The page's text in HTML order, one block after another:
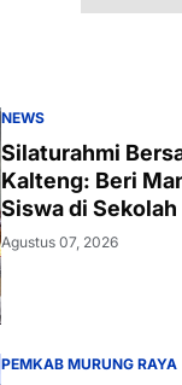
NEWS
Silaturahmi
Kalteng: Beri
Siswa di Sekolah
Agustus 07, 2026
PEMKAB MURUNG RAYA